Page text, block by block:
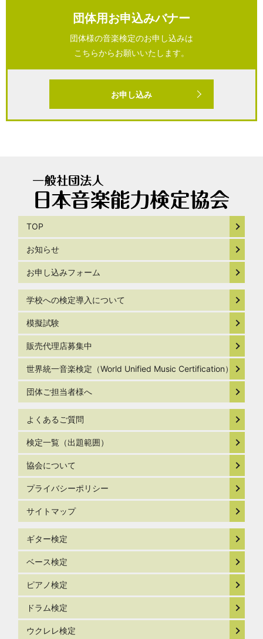
団体用お申込みバナー
団体様の音楽検定のお申し込みは
こちらからお願いいたします。
お申し込み
TOP
お知らせ
お申し込みフォーム
学校への検定導入について
模擬試験
販売代理店募集中
世界統一音楽検定（World Unified Music Certification）
団体ご担当者様へ
よくあるご質問
検定一覧（出題範囲）
協会について
プライバシーポリシー
サイトマップ
ギター検定
ベース検定
ピアノ検定
ドラム検定
ウクレレ検定